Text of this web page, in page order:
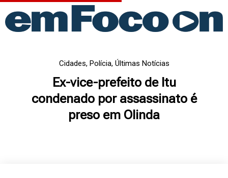
para
Cidades, Polícia, Últimas Notícias
Ex-vice-prefeito de Itu
condenado por assassinato é
preso em Olinda